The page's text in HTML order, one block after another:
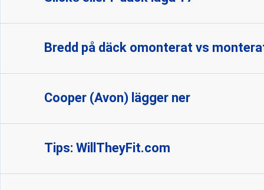
Bredd på däck omonterat vs
Cooper (Avon) lägger ner
Tips: WillTheyFit.com